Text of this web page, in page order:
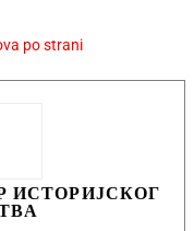
ИСТОРИЈСКОГ